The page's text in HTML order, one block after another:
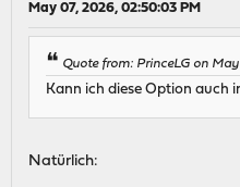
May 07, 2026, 02:50:03 PM
Quote from: PrinceLG on
Kann ich diese Option auch
Natürlich: